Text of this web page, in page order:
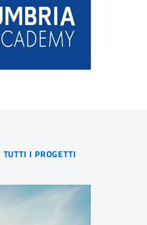
TUTTI I PROGETTI